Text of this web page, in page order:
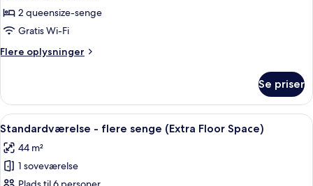
ryger
(Communications)
-
2
senge
2 queensize-senge
Gratis Wi-Fi
Flere oplysninger
Flere
-
queensize-
Se priser
Indlæs
alle
billeder
af
Et hotelværelse med to senge, et
5
Standardværelse - flere senge (Extra Floor Space)
44 m²
1 soveværelse